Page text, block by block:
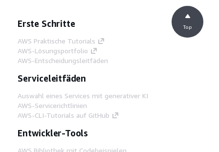
Erste Schritte
AWS Praktische Tutorials
AWS-Lösungsportfolio
AWS-Entscheidungsleitfäden
Serviceleitfäden
Auswahl eines Services mit generativer KI
AWS-Servicerichtlinien
AWS-CLI-Tutorials auf GitHub
Entwickler-Tools
AWS Bibliothek mit Codebeispielen
Top